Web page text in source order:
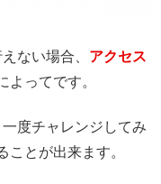
ない場合、 アクセス
よってです。
度チャレンジしてみ
ことが出来ます。